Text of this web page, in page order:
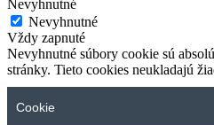
Nevyhnutné
Nevyhnutné
Vždy zapnuté
Nevyhnutné súbory cookie sú
stránky. Tieto cookies neukladajú
Cookie